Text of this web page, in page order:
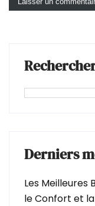
Derniers
Les Meilleures
le Confort et